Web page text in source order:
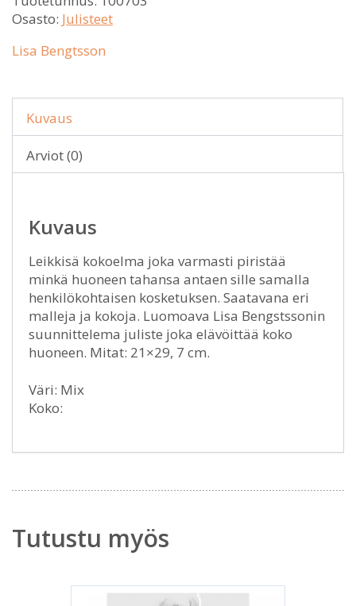
Osasto: Julisteet
Lisa Bengtsson
Kuvaus
Arviot (0)
Kuvaus
Leikkisä kokoelma joka varmasti piristää
minkä huoneen tahansa antaen sille samalla
henkilökohtaisen kosketuksen. Saatavana eri
malleja ja kokoja. Luomoava Lisa Bengstssonin
suunnittelema juliste joka elävöittää koko
huoneen. Mitat: 21×29, 7 cm.
Väri: Mix
Koko:
Tutustu myös